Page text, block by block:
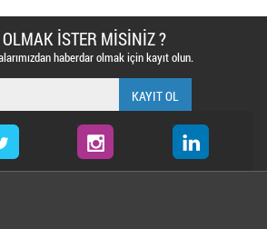
İSTER MİSİNİZ ?
haberdar olmak için kayıt olun.